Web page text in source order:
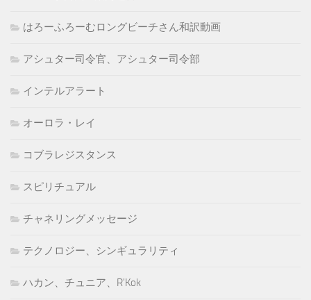
はろーふろーむロングビーチさん和訳動画
アシュター司令官、アシュター司令部
インテルアラート
オーロラ・レイ
コブラレジスタンス
スピリチュアル
チャネリングメッセージ
テクノロジー、シンギュラリティ
ハカン、チュニア、R'Kok